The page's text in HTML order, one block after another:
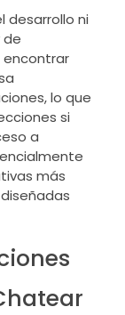
desarrollo ni
de
encontrar
lo que
si
a
más